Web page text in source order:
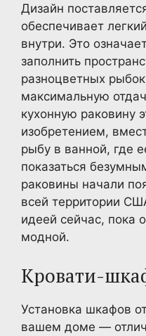
Дизайн
обеспечивает
внутри. Это
заполнить
разноцветных
максимальную
кухонную раковину
изобретением,
рыбу в ванной, где
показаться
раковины начали
всей территории
идеей сейчас, пока
модной.
Кровати-
Установка шкафов
вашем доме —